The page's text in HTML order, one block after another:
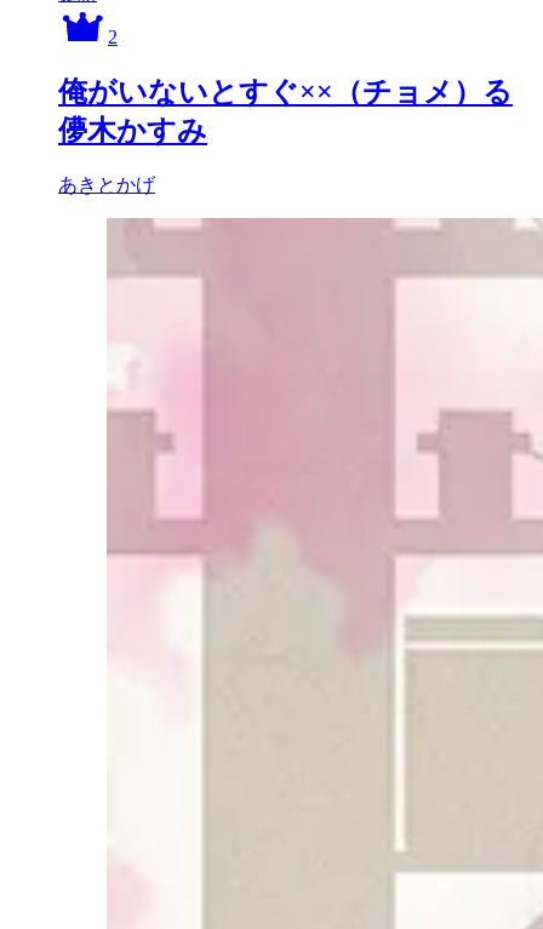
2
俺がいないとすぐ××（チョメ）る
儚木かすみ
あきとかげ